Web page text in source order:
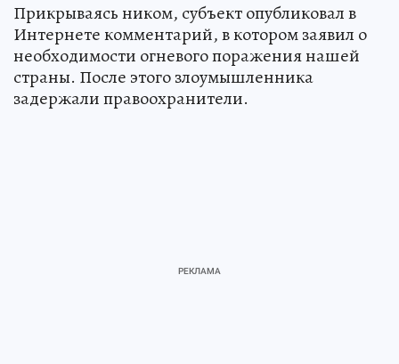
Прикрываясь ником, субъект опубликовал в
Интернете комментарий, в котором заявил о
необходимости огневого поражения нашей
страны. После этого злоумышленника
задержали правоохранители.